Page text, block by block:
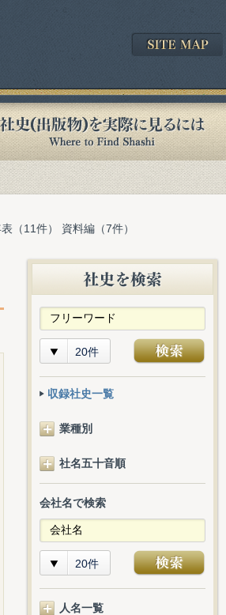
（11件） 資料編（7件）
20件
収録社史一覧
業種別
社名五十音順
会社名で検索
20件
人名一覧